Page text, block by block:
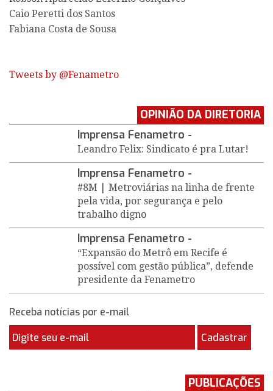
Caio Peretti dos Santos
Fabiana Costa de Sousa
Tweets by @Fenametro
OPINIÃO DA DIRETORIA
Imprensa Fenametro -
Leandro Felix: Sindicato é pra Lutar!
Imprensa Fenametro -
#8M | Metroviárias na linha de frente
pela vida, por segurança e pelo
trabalho digno
Imprensa Fenametro -
“Expansão do Metrô em Recife é
possível com gestão pública”, defende
presidente da Fenametro
Receba notícias por e-mail
Cadastrar
PUBLICAÇÕES